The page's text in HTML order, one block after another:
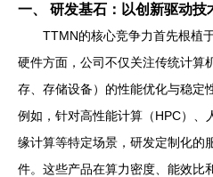
一、 研发基石：以创新驱动技
TTMN的核心竞争力首先根植
硬件方面，公司不仅关注传统计算
存、存储设备）的性能优化与稳定
例如，针对高性能计算（HPC）、
缘计算等特定场景，研发定制化的
件。这些产品在算力密度、能效比